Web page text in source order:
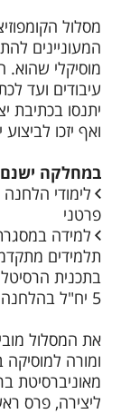
מסלול
המעוניינים
מוסיקלי
עיבודים ועד
יתנסו בכתיבת
ואף יזכו לביצוע
במחלקה ישנם
לימודי
פרטני
למידה
תלמידים
בתכנית
5 יח"ל בהלחנה.
את המסלול
ומורה למוסיקה
מאוניברסיטת
ליצירה, פרס